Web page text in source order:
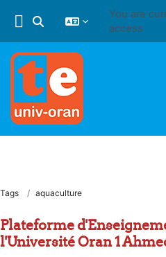
Toggle search input
You are
access
Tags aquaculture
Plateforme
l'Université Oran 1